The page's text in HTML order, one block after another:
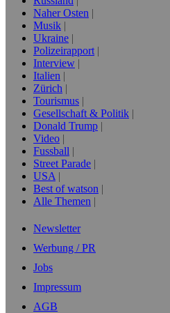
Naher Osten
Musik
Ukraine
Polizeirapport
Interview
Italien
Zürich
Tourismus
Gesellschaft & Politik
Donald Trump
Video
Fussball
Street Parade
USA
Best of watson
Alle Themen
Newsletter
Werbung / PR
Jobs
Impressum
AGB